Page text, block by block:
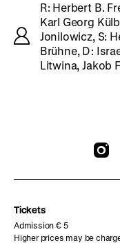
R: Herbert B.
Karl Georg
Jonilowicz, S:
Brühne, D:
Litwina, Jakob
To
Tickets
Admission € 5
Higher prices may be